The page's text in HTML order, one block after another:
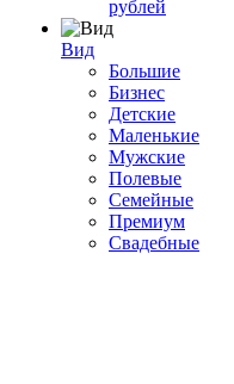
рублей
Вид
Большие
Бизнес
Детские
Маленькие
Мужские
Полевые
Семейные
Премиум
Свадебные